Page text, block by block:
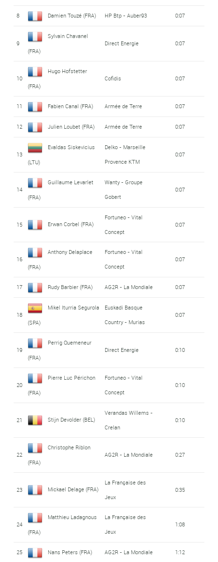
8 Damien Touzé (FRA) HP Btp - Auber93 0:07
9
Sylvain Chavanel
(FRA)
Direct Energie 0:07
10
Hugo Hofstetter
(FRA)
Cofidis 0:07
11 Fabien Canal (FRA) Armée de Terre 0:07
12 Julien Loubet (FRA) Armée de Terre 0:07
13
Evaldas Siskevicius
(LTU)
Delko - Marseille
Provence KTM
0:07
14
Guillaume Levarlet
(FRA)
Wanty - Groupe
Gobert
0:07
15 Erwan Corbel (FRA)
Fortuneo - Vital
Concept
0:07
16
Anthony Delaplace
(FRA)
Fortuneo - Vital
Concept
0:07
17 Rudy Barbier (FRA) AG2R - La Mondiale 0:07
18
Mikel Iturria Segurola
(SPA)
Euskadi Basque
Country - Murias
0:07
19
Perrig Quemeneur
(FRA)
Direct Energie 0:10
20
Pierre Luc Périchon
(FRA)
Fortuneo - Vital
Concept
0:10
21 Stijn Devolder (BEL)
Verandas Willems -
Crelan
0:10
22
Christophe Riblon
(FRA)
AG2R - La Mondiale 0:27
23 Mickael Delage (FRA)
La Française des
Jeux
0:35
24
Matthieu Ladagnous
(FRA)
La Française des
Jeux
1:08
25 Nans Peters (FRA) AG2R - La Mondiale 1:12